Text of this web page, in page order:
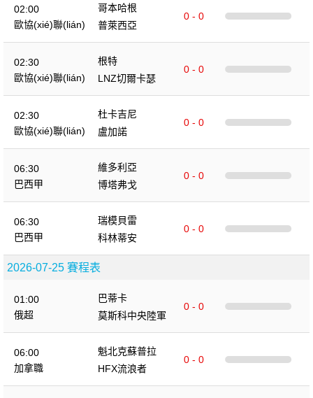
02:00
歐協(xié)聯(lián)
哥本哈根
0 - 0
普萊西亞
02:30
歐協(xié)聯(lián)
根特
0 - 0
LNZ切爾卡瑟
02:30
歐協(xié)聯(lián)
杜卡吉尼
0 - 0
盧加諾
06:30
巴西甲
維多利亞
0 - 0
博塔弗戈
06:30
巴西甲
瑞模貝雷
0 - 0
科林蒂安
2026-07-25 賽程表
01:00
俄超
巴蒂卡
0 - 0
莫斯科中央陸軍
06:00
加拿職
魁北克蘇普拉
0 - 0
HFX流浪者